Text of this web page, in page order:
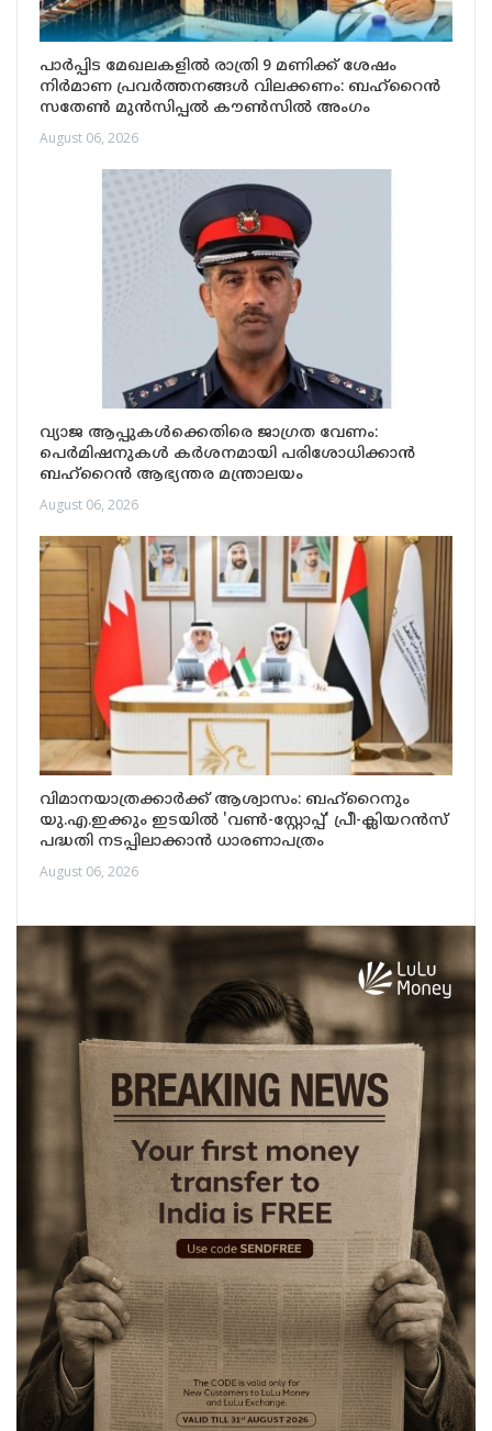
പാർപ്പിട മേഖലകളിൽ രാത്രി 9 മണിക്ക് ശേഷം
നിർമാണ പ്രവർത്തനങ്ങൾ വിലക്കണം: ബഹ്റൈൻ
സതേൺ മുൻസിപ്പൽ കൗൺസിൽ അംഗം
August 06, 2026
വ്യാജ ആപ്പുകൾക്കെതിരെ ജാഗ്രത വേണം:
പെർമിഷനുകൾ കർശനമായി പരിശോധിക്കാൻ
ബഹ്‌റൈൻ ആഭ്യന്തര മന്ത്രാലയം
August 06, 2026
വിമാനയാത്രക്കാർക്ക് ആശ്വാസം: ബഹ്‌റൈനും
യു.എ.ഇക്കും ഇടയിൽ 'വൺ-സ്റ്റോപ്പ്' പ്രീ-ക്ലിയറൻസ്
പദ്ധതി നടപ്പിലാക്കാൻ ധാരണാപത്രം
August 06, 2026